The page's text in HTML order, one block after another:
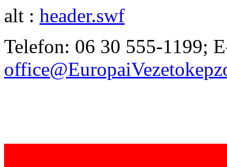
alt : header.swf
Telefon: 06 30 555-1199;